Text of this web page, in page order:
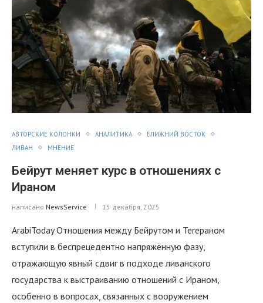
АВТОРСКИЕ КОЛОНКИ АНАЛИТИКА
БЛИЖНИЙ ВОСТОК
ЛИВАН
МНЕНИЕ
Бейрут меняет курс в отношениях с
Ираном
написано NewsService 15 декабря, 2025
ArabiToday Отношения между Бейрутом и Тегераном
вступили в беспрецедентно напряжённую фазу,
отражающую явный сдвиг в подходе ливанского
государства к выстраиванию отношений с Ираном,
особенно в вопросах, связанных с вооружением